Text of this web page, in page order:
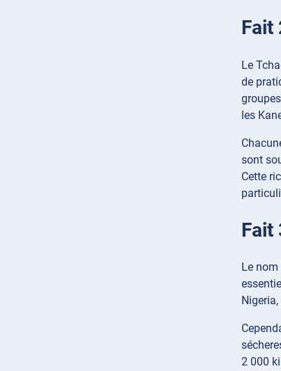
Fait
Le
de
les
sont
Cette
Fait
Le nom
2 000